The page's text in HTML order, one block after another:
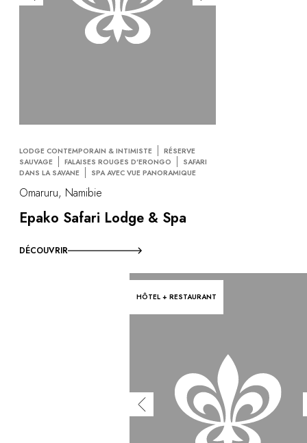
LODGE CONTEMPORAIN & INTIMISTE
RÉSERVE
SAUVAGE
FALAISES ROUGES D'ERONGO
SAFARI
DANS LA SAVANE
SPA AVEC VUE PANORAMIQUE
Omaruru, Namibie
Epako Safari Lodge & Spa
DÉCOUVRIR
HÔTEL + RESTAURANT